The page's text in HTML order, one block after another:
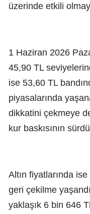
üzerinde etkili
1 Haziran 2026
45,90 TL
ise 53,60 TL
piyasalarında
dikkatini çekmeye
kur baskısının
Altın fiyatlarında
geri çekilme
yaklaşık 6 bin 646